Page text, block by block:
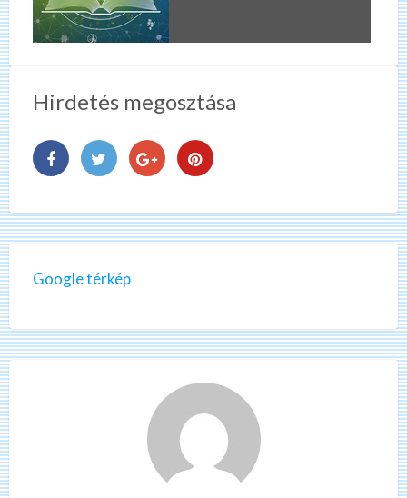
Hirdetés megosztása
Google térkép